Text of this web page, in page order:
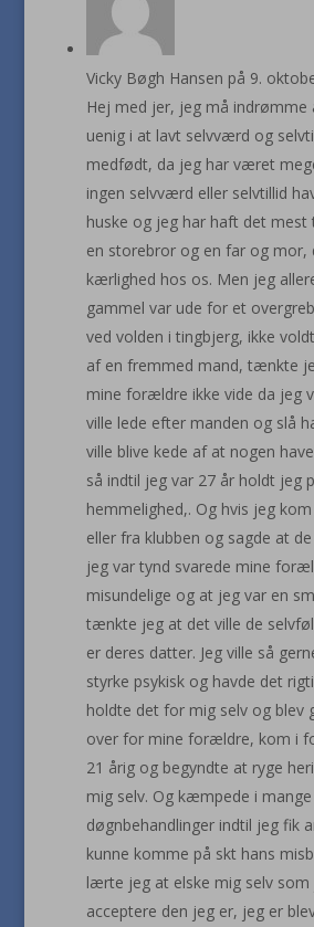
Vicky Bøgh Hansen på 9.
Hej med jer, jeg må indrømme
uenig i at lavt selvværd og
medfødt, da jeg har været
ingen selvværd eller selvtillid
huske og jeg har haft det mest
en storebror og en far og mor,
kærlighed hos os. Men jeg
gammel var ude for et
ved volden i tingbjerg, ikke
af en fremmed mand, tænkte
mine forældre ikke vide da jeg
ville lede efter manden og slå
ville blive kede af at nogen
så indtil jeg var 27 år holdt jeg
hemmelighed,. Og hvis jeg
eller fra klubben og sagde at
jeg var tynd svarede mine
misundelige og at jeg var en
tænkte jeg at det ville de
er deres datter. Jeg ville så
styrke psykisk og havde det
holdte det for mig selv og blev
over for mine forældre, kom i
21 årig og begyndte at ryge
mig selv. Og kæmpede i
døgnbehandlinger indtil jeg fik
kunne komme på skt hans
lærte jeg at elske mig selv som
acceptere den jeg er, jeg er